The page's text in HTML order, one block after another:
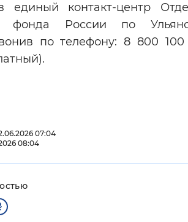
единый контакт-центр
фонда России по
по телефону: 8 800
07:04
08:04